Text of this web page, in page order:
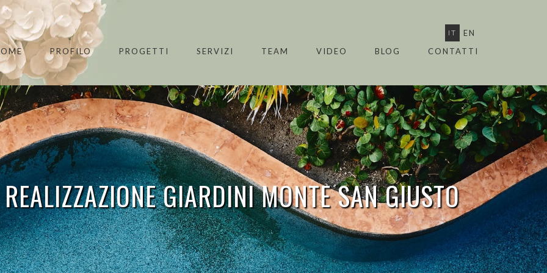
IT
EN
PROFILO PROGETTI SERVIZI TEAM VIDEO BLOG CONTATTI
GIARDINIMONTE SAN GIUSTO